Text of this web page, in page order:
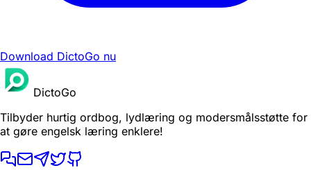
Download DictoGo nu
DictoGo
Tilbyder hurtig ordbog, lydlæring og modersmålsstøtte for
at gøre engelsk læring enklere!